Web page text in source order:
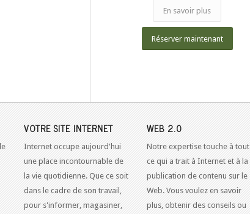
En savoir plus
Réserver maintenant
VOTRE SITE INTERNET
Internet occupe aujourd'hui
une place incontournable de
la vie quotidienne. Que ce soit
dans le cadre de son travail,
pour s'informer, magasiner,
WEB 2.0
Notre expertise touche à tout
ce qui a trait à Internet et à la
publication de contenu sur le
Web. Vous voulez en savoir
plus, obtenir des conseils ou